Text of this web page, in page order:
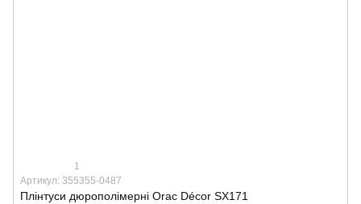
1
Артикул: 355355-0487
Плінтуси дюрополімерні Orac Décor SX171